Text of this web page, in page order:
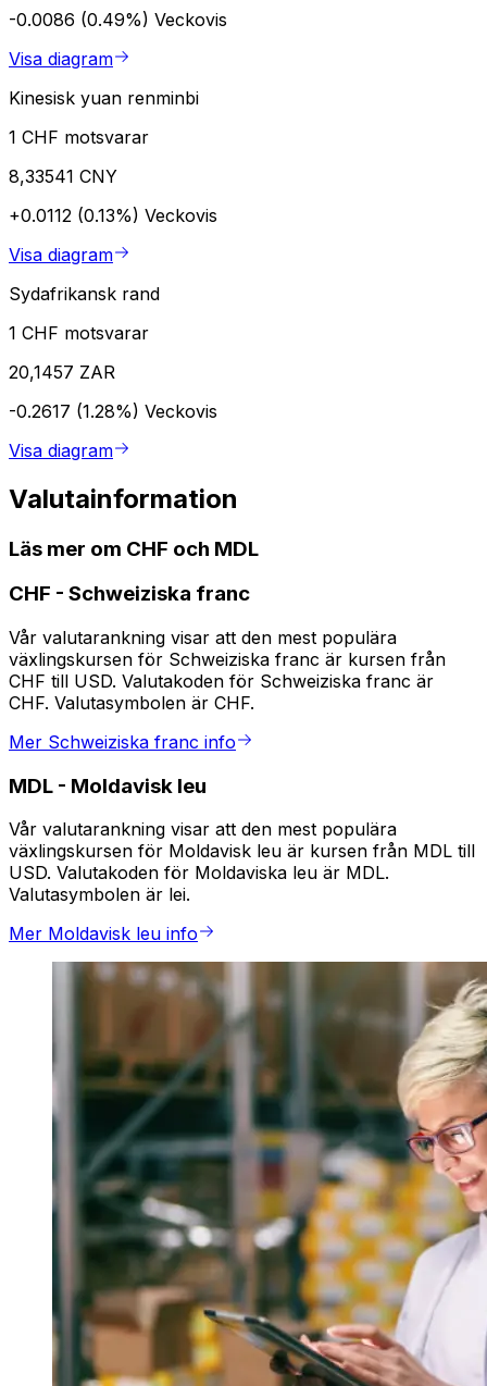
-0.0086 (0.49%) Veckovis
Visa diagram
Kinesisk yuan renminbi
1 CHF motsvarar
8,33541 CNY
+0.0112 (0.13%) Veckovis
Visa diagram
Sydafrikansk rand
1 CHF motsvarar
20,1457 ZAR
-0.2617 (1.28%) Veckovis
Visa diagram
Valutainformation
Läs mer om CHF och MDL
CHF - Schweiziska franc
Vår valutarankning visar att den mest populära
växlingskursen för Schweiziska franc är kursen från
CHF till USD. Valutakoden för Schweiziska franc är
CHF. Valutasymbolen är CHF.
Mer Schweiziska franc info
MDL - Moldavisk leu
Vår valutarankning visar att den mest populära
växlingskursen för Moldavisk leu är kursen från MDL till
USD. Valutakoden för Moldaviska leu är MDL.
Valutasymbolen är lei.
Mer Moldavisk leu info